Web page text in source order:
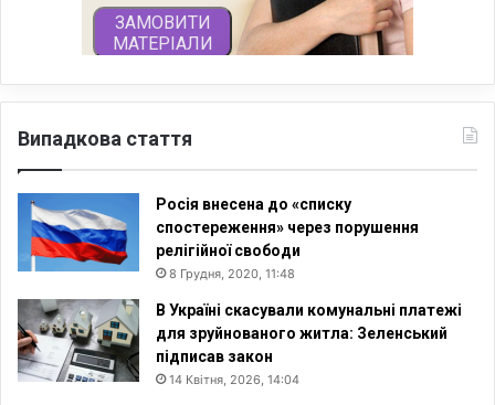
Випадкова стаття
Росія внесена до «списку
спостереження» через порушення
релігійної свободи
8 Грудня, 2020, 11:48
В Україні скасували комунальні платежі
для зруйнованого житла: Зеленський
підписав закон
14 Квітня, 2026, 14:04